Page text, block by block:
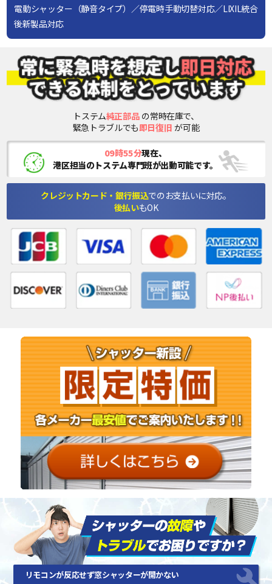
電動シャッター（静音タイプ）／停電時手動切替対応／LIXIL統合
後新製品対応
トステム純正部品 の常時在庫で、
緊急トラブルでも即日復旧 が可能
09時55分現在、
港区担当のトステム専門班が出動可能です。
クレジットカード・銀行振込でのお支払いに対応。
後払いもOK
リモコンが反応せず窓シャッターが開かない